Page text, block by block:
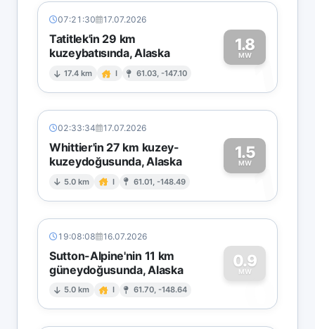
07:21:30 17.07.2026
Tatitlek'in 29 km
kuzeybatısında, Alaska
17.4 km I 61.03, -147.10
1.8
MW1
02:33:34 17.07.2026
Whittier'in 27 km kuzey-
kuzeydoğusunda, Alaska
5.0 km I 61.01, -148.49
1.5
MW1
19:08:08 16.07.2026
Sutton-Alpine'nin 11 km
güneydoğusunda, Alaska
5.0 km I 61.70, -148.64
0.9
MW
0